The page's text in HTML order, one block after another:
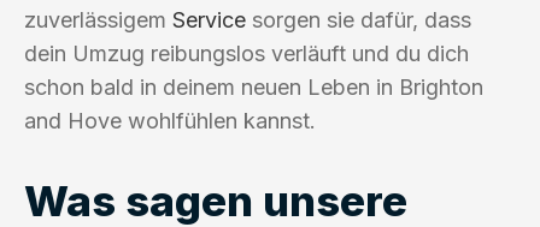
zuverlässigem Service sorgen sie dafür, dass
dein Umzug reibungslos verläuft und du dich
schon bald in deinem neuen Leben in Brighton
and Hove wohlfühlen kannst.
Was sagen unsere